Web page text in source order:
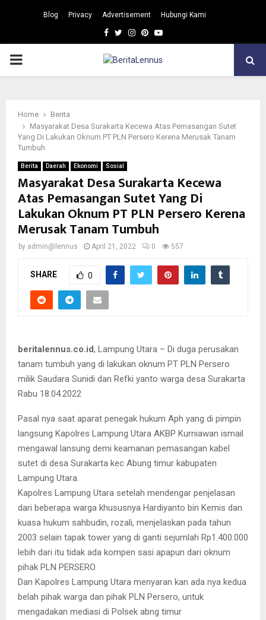
Blog Privacy Advertisement Hubungi Kami
Facebook
TwitterInstagram
Pinterest
Youtube
PRIMARY
Home
Berita
Masyarakat Desa Surakarta Kecewa Atas Pemasangan Sutet
Yang Di Lakukan Oknum PT PLN Persero Kerena Merusak Tanam
Tumbuh
Berita Daerah Ekonomi Sosial
Masyarakat Desa Surakarta Kecewa
Atas Pemasangan Sutet Yang Di
Lakukan Oknum PT PLN Persero Kerena
Merusak Tanam Tumbuh
by admin@lennus April 21, 2022 0 557
SHARE 0
beritalennus.co.id, Lampung Utara – Di duga perusakan
tanam tumbuh yang di lakukan oknum PT PLN Persero
milik Saudara Sunidi dan Refki yanto warga desa Surakarta
Rabu 18.04.2022
Pasal nya saat aparat penegak hukum Aph yang di pimpin
langsung Kapolres Lampung Utara AKBP Kurniawan ismail
mengawal lansung demi keamanan pemasangan kabel
sutet di desa Surakarta kec Abung timur kabupaten
Lampung Utara.
Kapolres Lampung Utara setelah mendengar penjelasan
dari beberapa warga khususnya Hardiyanto bin Kemis dan
kuasa hukum sahbudin, rozali, menjelaskan pada tahun
2003 selain tapak tower yang di ganti sejumlah Rp1.400.000
lebih dari itu tidak ada kompen sasi apapun dari oknum
pihak PLN PERSERO.
Dan Kapolres Lampung Utara menyaran kan ada nya kedua
belah pihak warga dan pihak PLN Persero, untuk
mengadakan mediasi di Polsek abng timur